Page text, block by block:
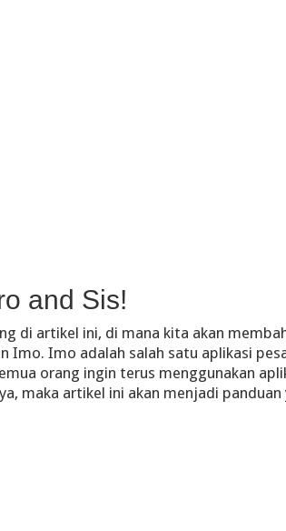
and Sis!
di artikel ini, di mana kita akan
Imo. Imo adalah salah satu aplikasi
orang ingin terus menggunakan
maka artikel ini akan menjadi